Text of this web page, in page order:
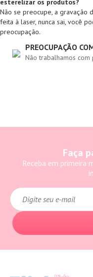
esterelizar os produtos?
Não se preocupe, a gravação
feita à laser, nunca sai, você
preocupação.
PREOCUPAÇÃO
Não trabalhamos com
Faça
Receba em primeira